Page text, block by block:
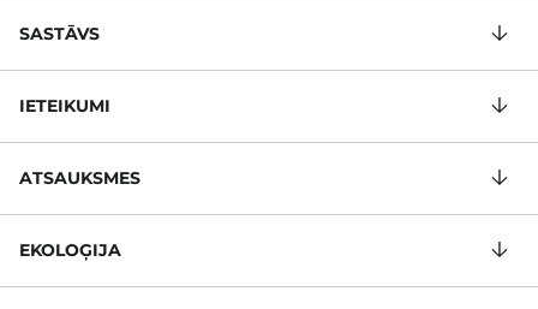
SASTĀVS
IETEIKUMI
ATSAUKSMES
EKOLOĢIJA